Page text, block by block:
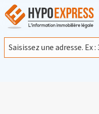
En poursuivant votre
l'utilisation de cookies
trafic.En savoir plus
J'accepte